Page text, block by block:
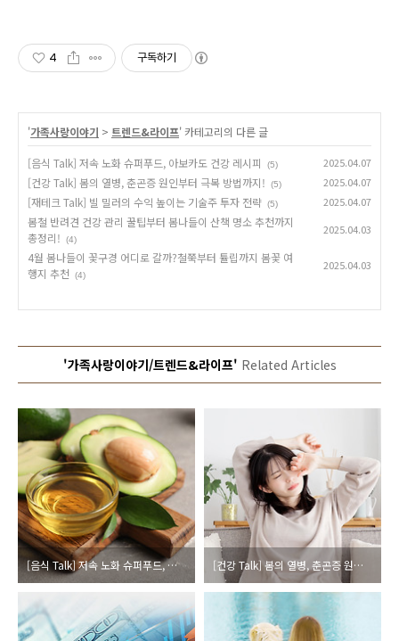
4 구독하기
'가족사랑이야기 > 트렌드&라이프' 카테고리의 다른 글
[음식 Talk] 저속 노화 슈퍼푸드, 아보카도 건강 레시피 (5) 2025.04.07
[건강 Talk] 봄의 열병, 춘곤증 원인부터 극복 방법까지! (5) 2025.04.07
[재테크 Talk] 빌 밀러의 수익 높이는 기술주 투자 전략 (5) 2025.04.07
봄철 반려견 건강 관리 꿀팁부터 봄나들이 산책 명소 추천까지
총정리!
(4)
2025.04.03
4월 봄나들이 꽃구경 어디로 갈까?철쭉부터 튤립까지 봄꽃 여
행지 추천
(4)
2025.04.03
'가족사랑이야기/트렌드&라이프' Related Articles
[음식 Talk] 저속 노화 슈퍼푸드, 아보카도 건강 레시피 [건강 Talk] 봄의 열병, 춘곤증 원인부터 극복 방법까지!